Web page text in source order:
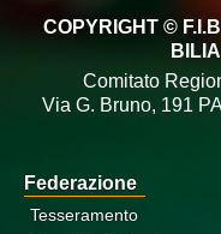
COPYRIGHT ©
Comitato
Via G. Bruno, 191
Federazione
Tesseramento